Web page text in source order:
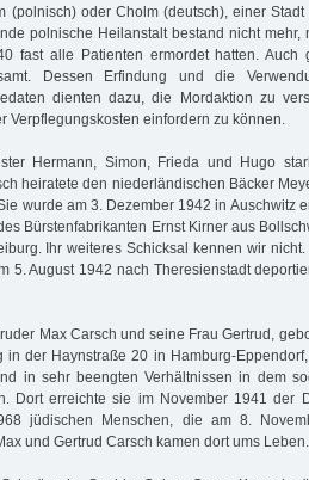
(polnisch) oder Cholm (deutsch), einer
polnische Heilanstalt bestand nicht mehr,
fast alle Patienten ermordet hatten.
Dessen Erfindung und die
dienten dazu, die Mordaktion zu
Verpflegungskosten einfordern zu können.
Hermann, Simon, Frieda und Hugo
heiratete den niederländischen Bäcker
wurde am 3. Dezember 1942 in Auschwitz
Bürstenfabrikanten Ernst Kirner aus
Ihr weiteres Schicksal kennen wir
5. August 1942 nach Theresienstadt
Max Carsch und seine Frau Gertrud,
in der Haynstraße 20 in Hamburg-
in sehr beengten Verhältnissen in dem
Dort erreichte sie im November 1941 der
jüdischen Menschen, die am 8.
und Gertrud Carsch kamen dort ums Leben.